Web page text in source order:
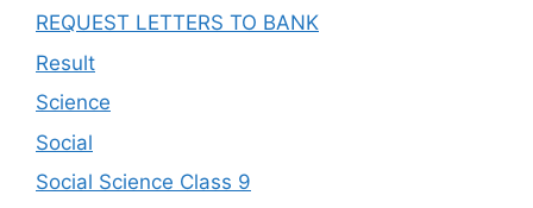
REQUEST LETTERS TO BANK
Result
Science
Social
Social Science Class 9